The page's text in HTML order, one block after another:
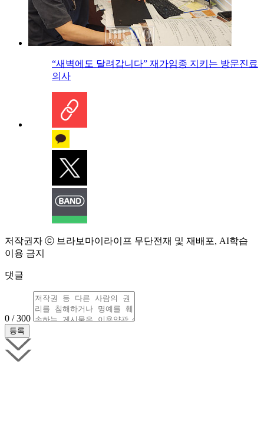
“새벽에도 달려갑니다” 재가임종 지키는 방문진료
의사
저작권자 ⓒ 브라보마이라이프 무단전재 및 재배포, AI학습
이용 금지
댓글
0 / 300